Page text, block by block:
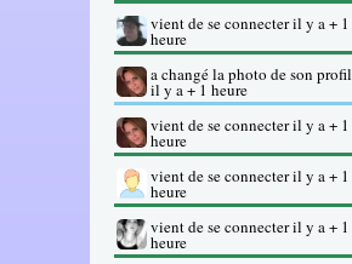
vient de se connecter il y a + 1
heure
a changé la photo de son profil
il y a + 1 heure
vient de se connecter il y a + 1
heure
vient de se connecter il y a + 1
heure
vient de se connecter il y a + 1
heure